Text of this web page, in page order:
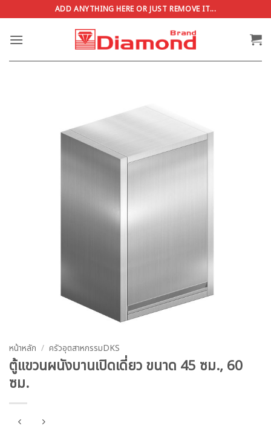
ไป
ADD ANYTHING HERE OR JUST REMOVE IT...
หน้าหลัก / ครัวอุตสาหกรรมDKS
ตู้แขวนผนังบานเปิดเดี่ยว ขนาด 45 ซม., 60
ซม.